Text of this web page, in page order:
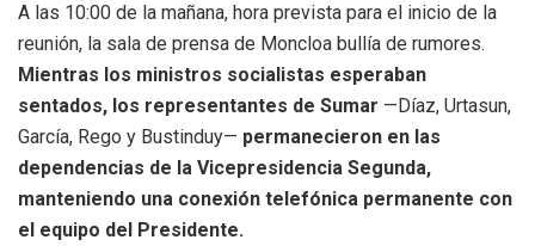
A las 10:00 de la mañana, hora prevista para el inicio de la
reunión, la sala de prensa de Moncloa bullía de rumores.
Mientras los ministros socialistas esperaban
sentados, los representantes de Sumar —Díaz, Urtasun,
García, Rego y Bustinduy— permanecieron en las
dependencias de la Vicepresidencia Segunda,
manteniendo una conexión telefónica permanente con
el equipo del Presidente.